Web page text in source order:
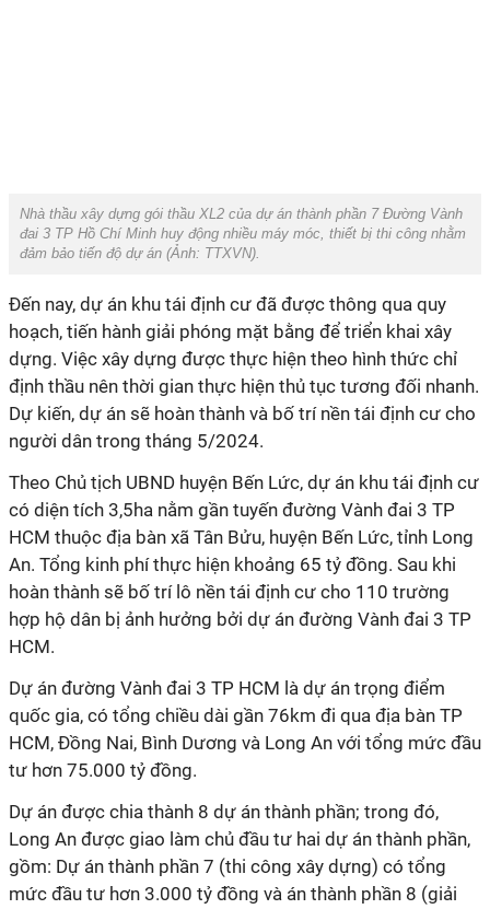
Nhà thầu xây dựng gói thầu XL2 của dự án thành phần 7 Đường Vành
đai 3 TP Hồ Chí Minh huy động nhiều máy móc, thiết bị thi công nhằm
đảm bảo tiến độ dự án (Ảnh: TTXVN).
Đến nay, dự án khu tái định cư đã được thông qua quy
hoạch, tiến hành giải phóng mặt bằng để triển khai xây
dựng. Việc xây dựng được thực hiện theo hình thức chỉ
định thầu nên thời gian thực hiện thủ tục tương đối nhanh.
Dự kiến, dự án sẽ hoàn thành và bố trí nền tái định cư cho
người dân trong tháng 5/2024.
Theo Chủ tịch UBND huyện Bến Lức, dự án khu tái định cư
có diện tích 3,5ha nằm gần tuyến đường Vành đai 3 TP
HCM thuộc địa bàn xã Tân Bửu, huyện Bến Lức, tỉnh Long
An. Tổng kinh phí thực hiện khoảng 65 tỷ đồng. Sau khi
hoàn thành sẽ bố trí lô nền tái định cư cho 110 trường
hợp hộ dân bị ảnh hưởng bởi dự án đường Vành đai 3 TP
HCM.
Dự án đường Vành đai 3 TP HCM là dự án trọng điểm
quốc gia, có tổng chiều dài gần 76km đi qua địa bàn TP
HCM, Đồng Nai, Bình Dương và Long An với tổng mức đầu
tư hơn 75.000 tỷ đồng.
Dự án được chia thành 8 dự án thành phần; trong đó,
Long An được giao làm chủ đầu tư hai dự án thành phần,
gồm: Dự án thành phần 7 (thi công xây dựng) có tổng
mức đầu tư hơn 3.000 tỷ đồng và án thành phần 8 (giải